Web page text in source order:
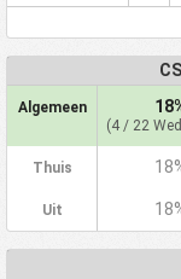
CS
Algemeen
(4 / 22
Thuis
Uit